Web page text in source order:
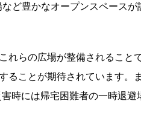
ど豊かなオープンスペースが
れらの広場が整備されること
ることが期待されています。
時には帰宅困難者の一時退避